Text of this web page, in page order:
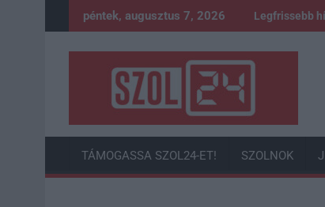
to
péntek, augusztus 7, 2026 Legfrissebb
TÁMOGASSA SZOL24-ET! SZOLNOK